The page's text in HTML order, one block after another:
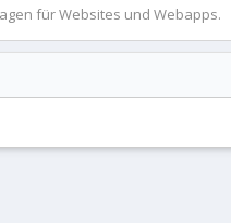
für Websites und Webapps.